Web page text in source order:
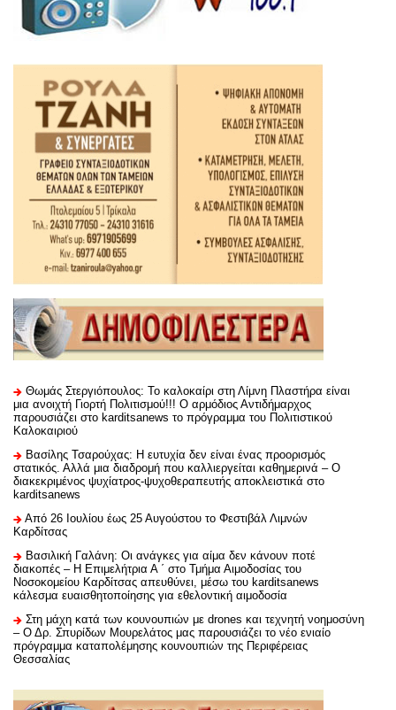
Θωμάς Στεργιόπουλος: Το καλοκαίρι στη Λίμνη Πλαστήρα είναι
μια ανοιχτή Γιορτή Πολιτισμού!!! Ο αρμόδιος Αντιδήμαρχος
παρουσιάζει στο karditsanews το πρόγραμμα του Πολιτιστικού
Καλοκαιριού
Βασίλης Τσαρούχας: Η ευτυχία δεν είναι ένας προορισμός
στατικός. Αλλά μια διαδρομή που καλλιεργείται καθημερινά – Ο
διακεκριμένος ψυχίατρος-ψυχοθεραπευτής αποκλειστικά στο
karditsanews
Από 26 Ιουλίου έως 25 Αυγούστου το Φεστιβάλ Λιμνών
Καρδίτσας
Βασιλική Γαλάνη: Οι ανάγκες για αίμα δεν κάνουν ποτέ
διακοπές – Η Επιμελήτρια Α ΄ στο Τμήμα Αιμοδοσίας του
Νοσοκομείου Καρδίτσας απευθύνει, μέσω του karditsanews
κάλεσμα ευαισθητοποίησης για εθελοντική αιμοδοσία
Στη μάχη κατά των κουνουπιών με drones και τεχνητή νοημοσύνη
– Ο Δρ. Σπυρίδων Μουρελάτος μας παρουσιάζει το νέο ενιαίο
πρόγραμμα καταπολέμησης κουνουπιών της Περιφέρειας
Θεσσαλίας